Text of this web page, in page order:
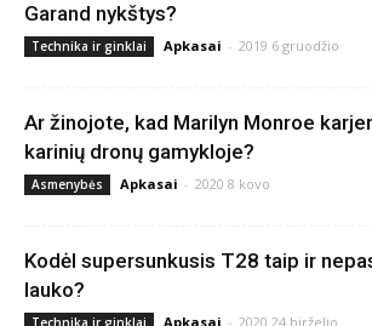
Garand nykštys?
Technika ir ginklai Apkasai - 2019 6 gruodžio
Ar žinojote, kad Marilyn Monroe
karinių dronų gamykloje?
Asmenybės Apkasai - 2020 8 kovo
Kodėl supersunkusis T28 taip ir
lauko?
Technika ir ginklai Apkasai - 2020 24 birželio